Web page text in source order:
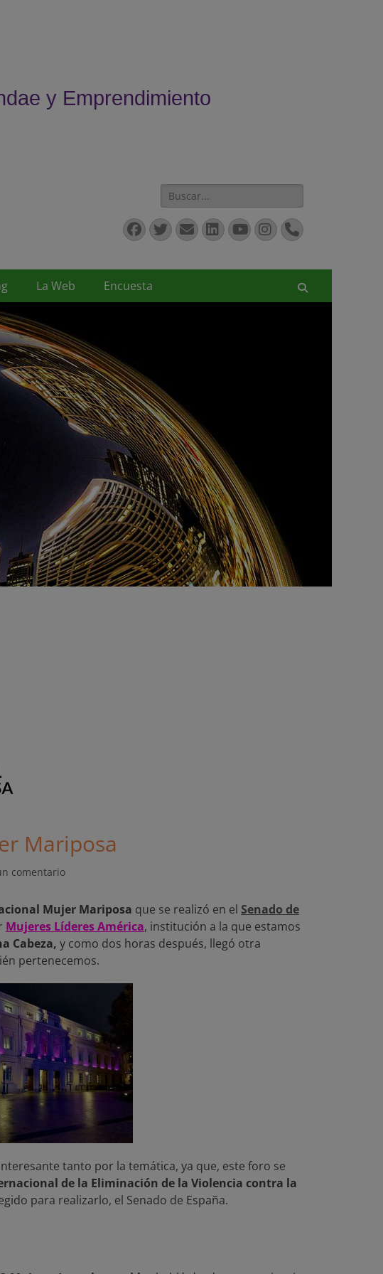
y Emprendimiento
Facebook
Twitter
Correo
electrónico
LinkedIn
YouTube
Instagram
Teléfono
La Web Encuesta
Mariposa
comentario
Mujer Mariposa que se realizó en el Senado de
Mujeres Líderes América, institución a la que estamos
Cabeza, y como dos horas después, llegó otra
pertenecemos.
tanto por la temática, ya que, este foro se
de la Eliminación de la Violencia contra la
para realizarlo, el Senado de España.